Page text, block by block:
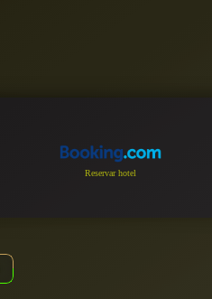
Reservar hotel